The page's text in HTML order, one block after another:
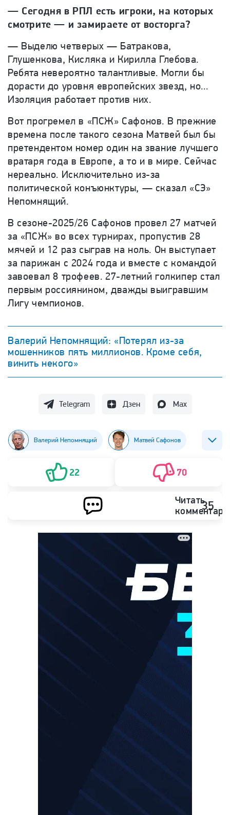
— Сегодня в РПЛ есть игроки, на которых
смотрите — и замираете от восторга?
— Выделю четверых — Батракова,
Глушенкова, Кисляка и Кирилла Глебова.
Ребята невероятно талантливые. Могли бы
дорасти до уровня европейских звезд, но...
Изоляция работает против них.
Вот прогремел в «ПСЖ» Сафонов. В прежние
времена после такого сезона Матвей был бы
претендентом номер один на звание лучшего
вратаря года в Европе, а то и в мире. Сейчас
нереально. Исключительно из-за
политической конъюнктуры, — сказал «СЭ»
Непомнящий.
В сезоне-2025/26 Сафонов провел 27 матчей
за «ПСЖ» во всех турнирах, пропустив 28
мячей и 12 раз сыграв на ноль. Он выступает
за парижан с 2024 года и вместе с командой
завоевал 8 трофеев. 27-летний голкипер стал
первым россиянином, дважды выигравшим
Лигу чемпионов.
Валерий Непомнящий: «Потерял из-за
мошенников пять миллионов. Кроме себя,
винить некого»
Telegram Дзен Max
Валерий Непомнящий Матвей Сафонов
22 70
Читать35